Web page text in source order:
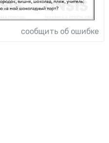
сообщить об ошибке